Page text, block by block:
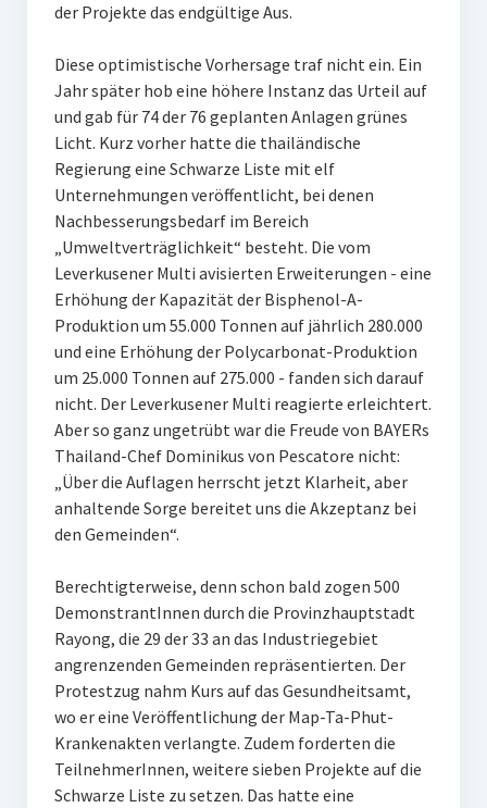
der Projekte das endgültige Aus.
Diese optimistische Vorhersage traf nicht ein. Ein
Jahr später hob eine höhere Instanz das Urteil auf
und gab für 74 der 76 geplanten Anlagen grünes
Licht. Kurz vorher hatte die thailändische
Regierung eine Schwarze Liste mit elf
Unternehmungen veröffentlicht, bei denen
Nachbesserungsbedarf im Bereich
„Umweltverträglichkeit“ besteht. Die vom
Leverkusener Multi avisierten Erweiterungen - eine
Erhöhung der Kapazität der Bisphenol-A-
Produktion um 55.000 Tonnen auf jährlich 280.000
und eine Erhöhung der Polycarbonat-Produktion
um 25.000 Tonnen auf 275.000 - fanden sich darauf
nicht. Der Leverkusener Multi reagierte erleichtert.
Aber so ganz ungetrübt war die Freude von BAYERs
Thailand-Chef Dominikus von Pescatore nicht:
„Über die Auflagen herrscht jetzt Klarheit, aber
anhaltende Sorge bereitet uns die Akzeptanz bei
den Gemeinden“.
Berechtigterweise, denn schon bald zogen 500
DemonstrantInnen durch die Provinzhauptstadt
Rayong, die 29 der 33 an das Industriegebiet
angrenzenden Gemeinden repräsentierten. Der
Protestzug nahm Kurs auf das Gesundheitsamt,
wo er eine Veröffentlichung der Map-Ta-Phut-
Krankenakten verlangte. Zudem forderten die
TeilnehmerInnen, weitere sieben Projekte auf die
Schwarze Liste zu setzen. Das hatte eine